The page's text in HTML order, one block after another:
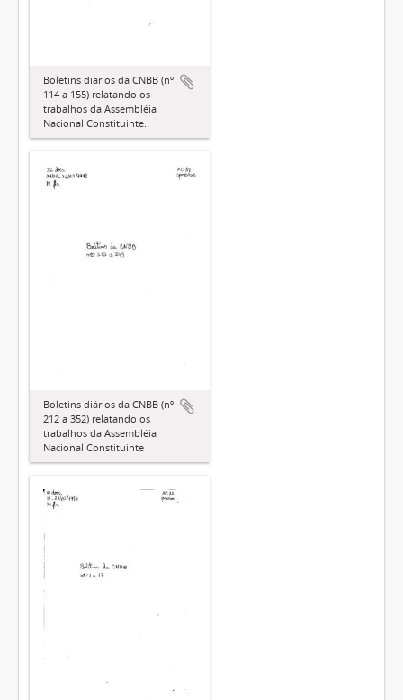
Boletins diários da CNBB (nº
114 a 155) relatando os
trabalhos da Assembléia
Nacional Constituinte.
Boletins diários da CNBB (nº
212 a 352) relatando os
trabalhos da Assembléia
Nacional Constituinte